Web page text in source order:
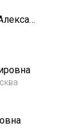
Булавкина Екатерина Александровна